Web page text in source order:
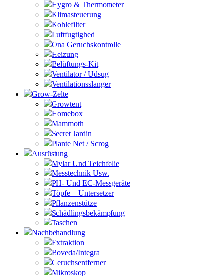
Hygro & Thermometer
Klimasteuerung
Kohlefilter
Luftfugtighed
Ona Geruchskontrolle
Heizung
Belüftungs-Kit
Ventilator / Udsug
Ventilationsslanger
Grow-Zelte
Growtent
Homebox
Mammoth
Secret Jardin
Plante Net / Scrog
Ausrüstung
Mylar Und Teichfolie
Messtechnik Usw.
PH- Und EC-Messgeräte
Töpfe – Untersetzer
Pflanzenstütze
Schädlingsbekämpfung
Taschen
Nachbehandlung
Extraktion
Boveda/Integra
Geruchsentferner
Mikroskop